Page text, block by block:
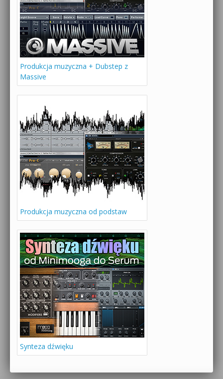
Produkcja muzyczna + Dubstep z
Massive
Produkcja muzyczna od podstaw
Synteza dźwięku